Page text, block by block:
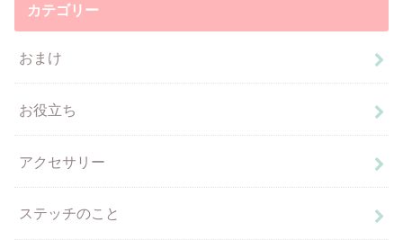
カテゴリー
おまけ
お役立ち
アクセサリー
ステッチのこと